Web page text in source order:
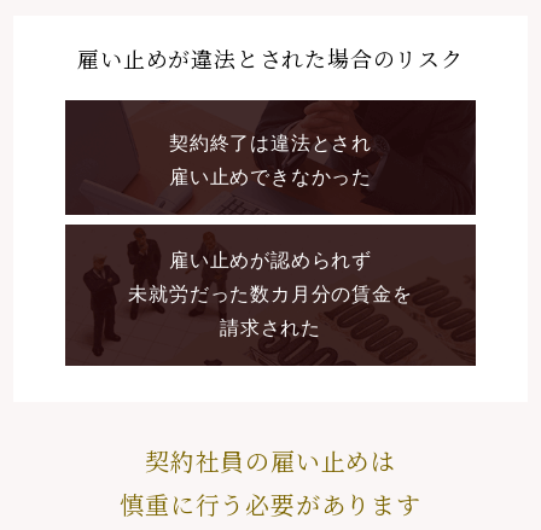
雇い止めが違法とされた場合のリスク
契約終了は違法とされ
雇い止めできなかった
雇い止めが認められず
未就労だった数カ月分の賃金を
請求された
契約社員の雇い止めは
慎重に行う必要があります